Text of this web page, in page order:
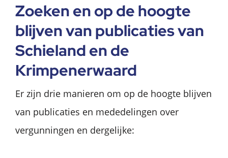
Zoeken en op de hoogte
blijven van publicaties van
Schieland en de
Krimpenerwaard
Er zijn drie manieren om op de hoogte blijven
van publicaties en mededelingen over
vergunningen en dergelijke: